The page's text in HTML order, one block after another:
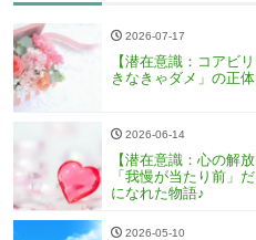
2026-07-17
【潜在意識：コアビ
きなきゃダメ」の正体
2026-06-14
【潜在意識：心の解
「我慢が当たり前」
になれた物語♪
2026-05-10